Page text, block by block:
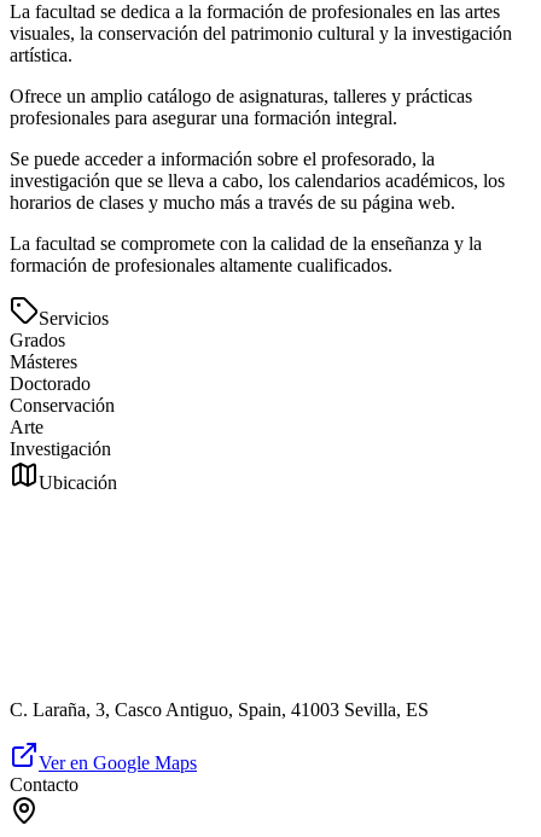
La facultad se dedica a la formación de profesionales en las artes
visuales, la conservación del patrimonio cultural y la investigación
artística.
Ofrece un amplio catálogo de asignaturas, talleres y prácticas
profesionales para asegurar una formación integral.
Se puede acceder a información sobre el profesorado, la
investigación que se lleva a cabo, los calendarios académicos, los
horarios de clases y mucho más a través de su página web.
La facultad se compromete con la calidad de la enseñanza y la
formación de profesionales altamente cualificados.
Servicios
Grados
Másteres
Doctorado
Conservación
Arte
Investigación
Ubicación
C. Laraña, 3, Casco Antiguo, Spain, 41003 Sevilla, ES
Ver en Google Maps
Contacto